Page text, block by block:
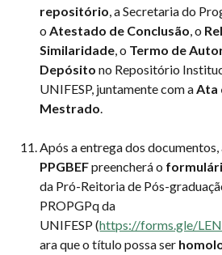
repositório, a Secretaria do
oAtestado de Conclusão, o
Similaridade, o Termo de
Depósito no Repositório
UNIFESP, juntamente com aAta
Mestrado.
Após a entrega dos
PPGBEFpreencherá o
da Pró-Reitoria de Pós-
PROPGPq da
UNIFESP (https://forms.gle/
ara que o título possa ser